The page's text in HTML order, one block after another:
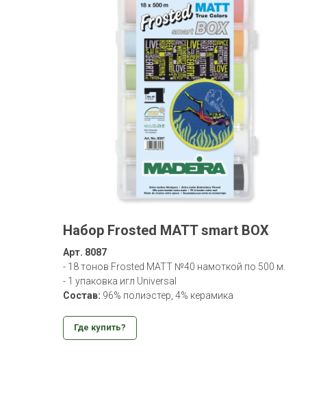
Набор Frosted MATT smart BOX
Арт. 8087
- 18 тонов Frosted MATT №40 намоткой по 500 м.
- 1 упаковка игл Universal
Состав: 96% полиэстер, 4% керамика
Где купить?